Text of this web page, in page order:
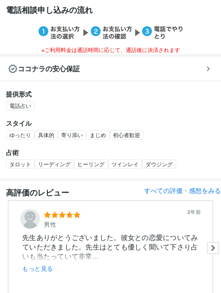
電話相談申し込みの流れ
※ご利用料金は通話時間に応じて、通話後に決済されます
ココナラの安心保証
提供形式
電話占い
スタイル
ゆったり 具体的 寄り添い まじめ 初心者歓迎
占術
タロット リーディング ヒーリング ツインレイ ダウジング
高評価のレビュー すべての評価・感想をみる
男性
2年前
先生ありがとうございました。彼女との恋愛についてみ
ていただきました。先生はとても優しく聞いて下さり占
いも当たっていて非常...
もっと見る